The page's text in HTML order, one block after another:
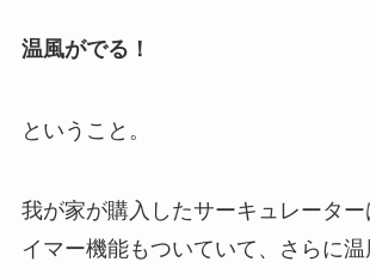
温風がでる！
ということ。
我が家が購入したサーキュレーター
イマー機能もついていて、さらに